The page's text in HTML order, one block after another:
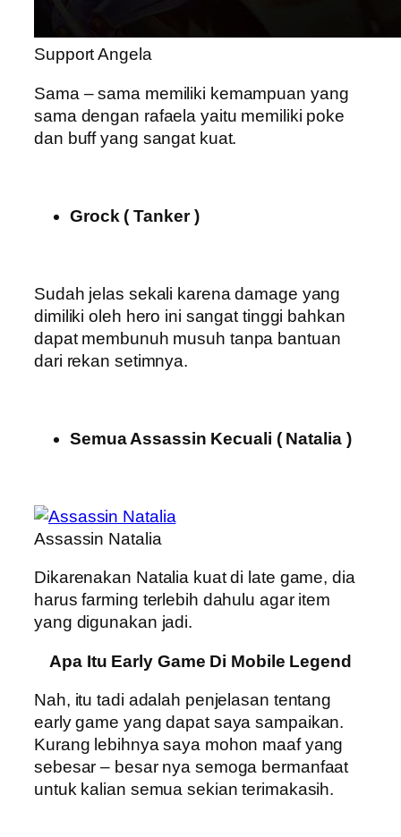
Support Angela
Sama – sama memiliki kemampuan yang
sama dengan rafaela yaitu memiliki poke
dan buff yang sangat kuat.
Grock ( Tanker )
Sudah jelas sekali karena damage yang
dimiliki oleh hero ini sangat tinggi bahkan
dapat membunuh musuh tanpa bantuan
dari rekan setimnya.
Semua Assassin Kecuali ( Natalia )
Assassin Natalia
Dikarenakan Natalia kuat di late game, dia
harus farming terlebih dahulu agar item
yang digunakan jadi.
Apa Itu Early Game Di Mobile Legend
Nah, itu tadi adalah penjelasan tentang
early game yang dapat saya sampaikan.
Kurang lebihnya saya mohon maaf yang
sebesar – besar nya semoga bermanfaat
untuk kalian semua sekian terimakasih.